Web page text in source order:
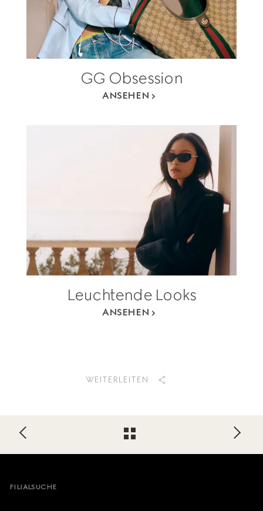
GG Obsession
ANSEHEN
Leuchtende Looks
ANSEHEN
WEITERLEITEN
FILIALSUCHE